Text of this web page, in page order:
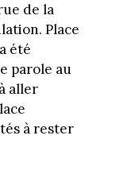
de la
Place
été
parole au
aller
à rester